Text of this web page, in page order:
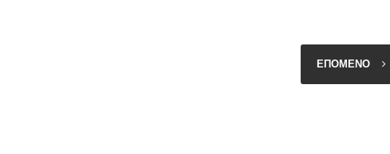
ΕΠΟΜΕΝΟ